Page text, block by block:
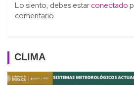
Lo siento, debes estar conectado
comentario.
CLIMA